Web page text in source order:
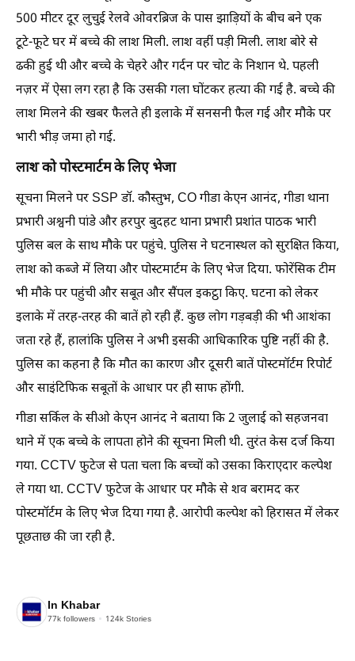
500 मीटर दूर लुचुई रेलवे ओवरब्रिज के पास झाड़ियों के बीच बने एक
टूटे-फूटे घर में बच्चे की लाश मिली. लाश वहीं पड़ी मिली. लाश बोरे से
ढकी हुई थी और बच्चे के चेहरे और गर्दन पर चोट के निशान थे. पहली
नज़र में ऐसा लग रहा है कि उसकी गला घोंटकर हत्या की गई है. बच्चे की
लाश मिलने की खबर फैलते ही इलाके में सनसनी फैल गई और मौके पर
भारी भीड़ जमा हो गई.
लाश को पोस्टमार्टम के लिए भेजा
सूचना मिलने पर SSP डॉ. कौस्तुभ, CO गीडा केएन आनंद, गीडा थाना
प्रभारी अश्वनी पांडे और हरपुर बुदहट थाना प्रभारी प्रशांत पाठक भारी
पुलिस बल के साथ मौके पर पहुंचे. पुलिस ने घटनास्थल को सुरक्षित किया,
लाश को कब्जे में लिया और पोस्टमार्टम के लिए भेज दिया. फोरेंसिक टीम
भी मौके पर पहुंची और सबूत और सैंपल इकट्ठा किए. घटना को लेकर
इलाके में तरह-तरह की बातें हो रही हैं. कुछ लोग गड़बड़ी की भी आशंका
जता रहे हैं, हालांकि पुलिस ने अभी इसकी आधिकारिक पुष्टि नहीं की है.
पुलिस का कहना है कि मौत का कारण और दूसरी बातें पोस्टमॉर्टम रिपोर्ट
और साइंटिफिक सबूतों के आधार पर ही साफ होंगी.
गीडा सर्किल के सीओ केएन आनंद ने बताया कि 2 जुलाई को सहजनवा
थाने में एक बच्चे के लापता होने की सूचना मिली थी. तुरंत केस दर्ज किया
गया. CCTV फुटेज से पता चला कि बच्चों को उसका किराएदार कल्पेश
ले गया था. CCTV फुटेज के आधार पर मौके से शव बरामद कर
पोस्टमॉर्टम के लिए भेज दिया गया है. आरोपी कल्पेश को हिरासत में लेकर
पूछताछ की जा रही है.
In Khabar
77k followers 124k Stories